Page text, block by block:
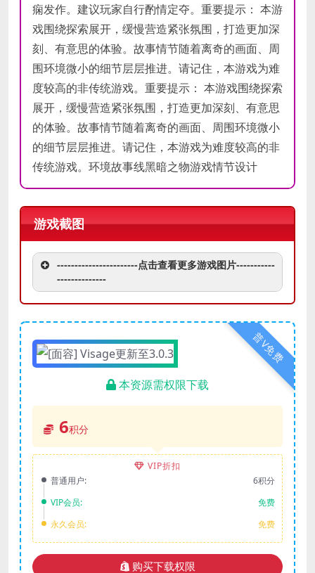
存储空
间
需要 10 GB 可用空间
声卡
存储空
间
需要 10 GB 可用空间
声卡
痫发作。建议玩家自行酌情定夺。重要提示： 本游
戏围绕探索展开，缓慢营造紧张氛围，打造更加深
刻、有意思的体验。故事情节随着离奇的画面、周
围环境微小的细节层层推进。请记住，本游戏为难
度较高的非传统游戏。重要提示： 本游戏围绕探索
展开，缓慢营造紧张氛围，打造更加深刻、有意思
的体验。故事情节随着离奇的画面、周围环境微小
的细节层层推进。请记住，本游戏为难度较高的非
传统游戏。环境故事线黑暗之物游戏情节设计
游戏截图
-----------------------点击查看更多游戏图片-----------
--------------
普V免费
本资源需权限下载
6积分
VIP折扣
普通用户:
6积分
VIP会员:
免费
永久会员:
免费
购买下载权限